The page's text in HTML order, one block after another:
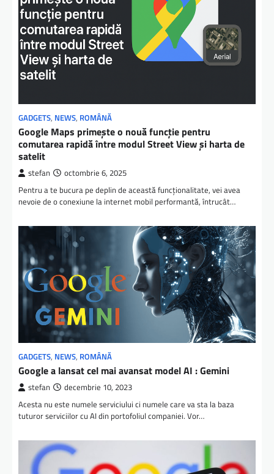
GADGETS, NEWS, ROMÂNĂ
Google Maps primește o nouă funcție pentru
comutarea rapidă între modul Street View și harta de
satelit
stefan octombrie 6, 2025
Pentru a te bucura pe deplin de această funcționalitate, vei avea
nevoie de o conexiune la internet mobil performantă, întrucât…
GADGETS, NEWS, ROMÂNĂ
Google a lansat cel mai avansat model AI : Gemini
stefan decembrie 10, 2023
Acesta nu este numele serviciului ci numele care va sta la baza
tuturor serviciilor cu AI din portofoliul companiei. Vor…